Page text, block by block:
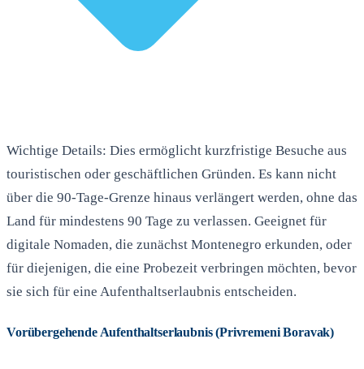
Wichtige Details: Dies ermöglicht kurzfristige Besuche aus
touristischen oder geschäftlichen Gründen. Es kann nicht
über die 90-Tage-Grenze hinaus verlängert werden, ohne das
Land für mindestens 90 Tage zu verlassen. Geeignet für
digitale Nomaden, die zunächst Montenegro erkunden, oder
für diejenigen, die eine Probezeit verbringen möchten, bevor
sie sich für eine Aufenthaltserlaubnis entscheiden.
Vorübergehende Aufenthaltserlaubnis (Privremeni Boravak)